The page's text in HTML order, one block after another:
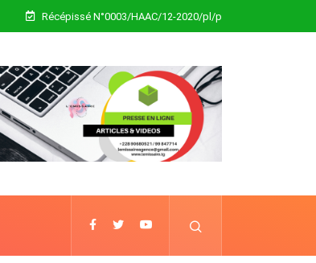
Récépissé N°0003/HAAC/12-2020/pl/p